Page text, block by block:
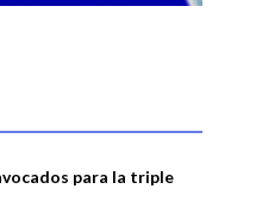
para la triple